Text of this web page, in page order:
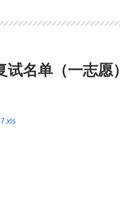
名单（一志愿）